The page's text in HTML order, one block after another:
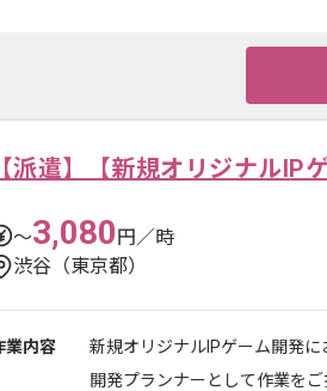
【派遣】【新規オリジナルIP
〜3,080円／時
渋谷（東京都）
業内容
新規オリジナルIPゲーム開発に
開発プランナーとして作業をご